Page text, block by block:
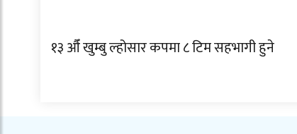
१३ औँ खुम्बु ल्होसार कपमा ८ टिम सहभागी हुने